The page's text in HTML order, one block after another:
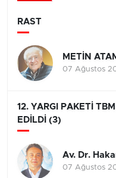
RAST
METİN
07 Ağustos
12. YARGI PAKETİ
EDİLDİ (3)
Av. Dr.
07 Ağustos